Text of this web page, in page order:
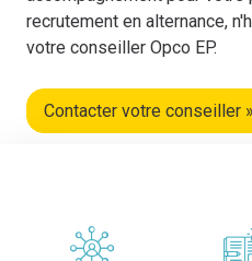
recrutement en alternance,
votre conseiller Opco EP.
Contacter votre conseiller »